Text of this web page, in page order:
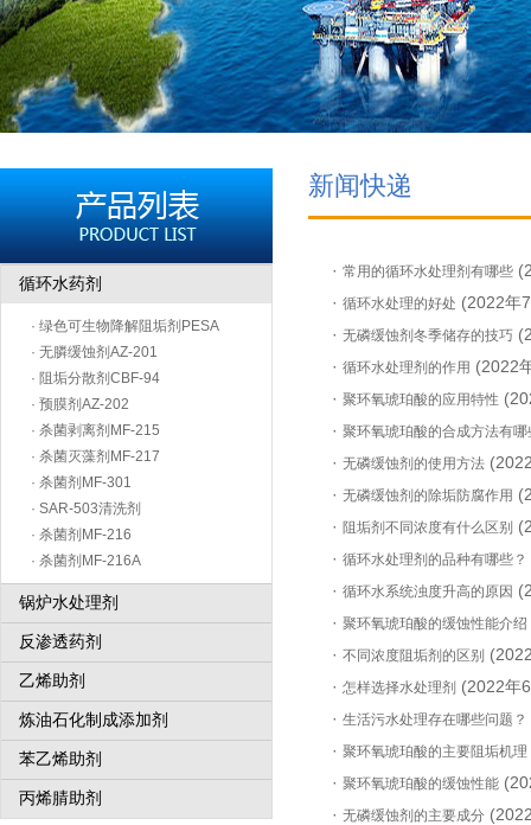
循环水药剂
· 绿色可生物降解阻垢剂PESA
· 无膦缓蚀剂AZ-201
· 阻垢分散剂CBF-94
· 预膜剂AZ-202
· 杀菌剥离剂MF-215
· 杀菌灭藻剂MF-217
· 杀菌剂MF-301
· SAR-503清洗剂
· 杀菌剂MF-216
· 杀菌剂MF-216A
锅炉水处理剂
反渗透药剂
乙烯助剂
炼油石化制成添加剂
苯乙烯助剂
丙烯腈助剂
新闻快递
· 常用的循环水处理剂有哪些
· 循环水处理的好处 (2022年
· 无磷缓蚀剂冬季储存的技巧
· 循环水处理剂的作用 (2022
· 聚环氧琥珀酸的应用特性
· 聚环氧琥珀酸的合成方法有哪
· 无磷缓蚀剂的使用方法
· 无磷缓蚀剂的除垢防腐作用
· 阻垢剂不同浓度有什么区别
· 循环水处理剂的品种有哪些？
· 循环水系统浊度升高的原因
· 聚环氧琥珀酸的缓蚀性能介绍
· 不同浓度阻垢剂的区别
· 怎样选择水处理剂 (2022年
· 生活污水处理存在哪些问题？
· 聚环氧琥珀酸的主要阻垢机理
· 聚环氧琥珀酸的缓蚀性能
· 无磷缓蚀剂的主要成分